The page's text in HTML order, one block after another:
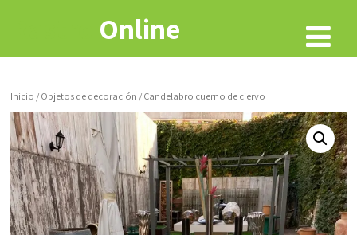
Online
Inicio /Objetos de decoración / Candelabro cuerno de ciervo